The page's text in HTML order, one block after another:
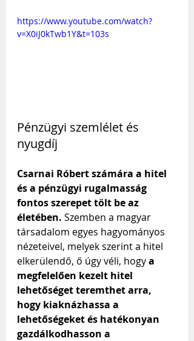
https://www.youtube.com/watch?
v=X0iJ0kTwb1Y&t=103s
Pénzügyi szemlélet és
nyugdíj
Csarnai Róbert számára a hitel
és a pénzügyi rugalmasság
fontos szerepet tölt be az
életében. Szemben a magyar
társadalom egyes hagyományos
nézeteivel, melyek szerint a hitel
elkerülendő, ő úgy véli, hogy a
megfelelően kezelt hitel
lehetőséget teremthet arra,
hogy kiaknázhassa a
lehetőségeket és hatékonyan
gazdálkodhasson a